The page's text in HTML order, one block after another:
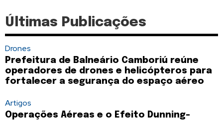
Últimas Publicações
Drones
Prefeitura de Balneário Camboriú reúne
operadores de drones e helicópteros para
fortalecer a segurança do espaço aéreo
Artigos
Operações Aéreas e o Efeito Dunning-